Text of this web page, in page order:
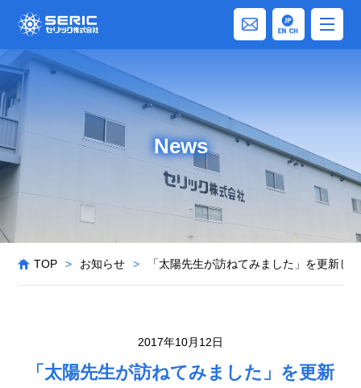
News
TOP > お知らせ > 「太陽先生が訪ねてみました」を更新し
2017年10月12日
「太陽先生が訪ねてみました」を更新